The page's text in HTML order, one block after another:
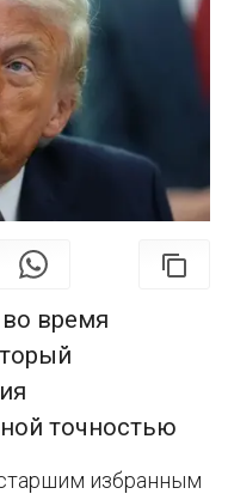
время
точностью
избранным